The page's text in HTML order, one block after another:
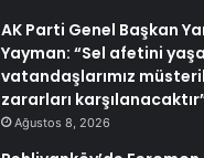
AK Parti Genel Başkan
Yayman: “Sel afetini
vatandaşlarımız
zararları
Ağustos 8, 2026